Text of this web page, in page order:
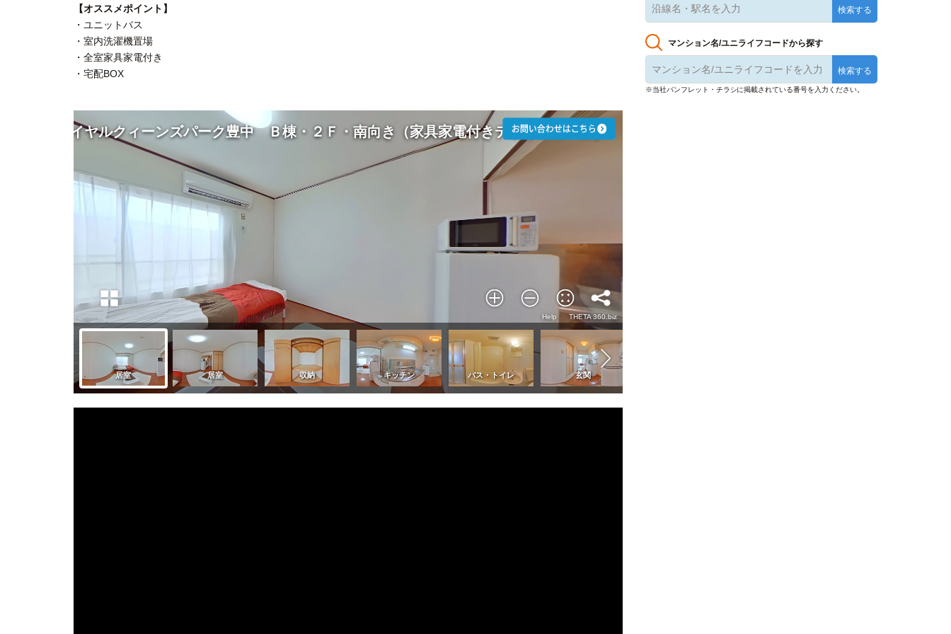
【オススメポイント】
・ユニットバス
・室内洗濯機置場
・全室家具家電付き
・宅配BOX
マンション名/ユニライフコードから探す
※当社パンフレット・チラシに掲載されている番号を入力ください。